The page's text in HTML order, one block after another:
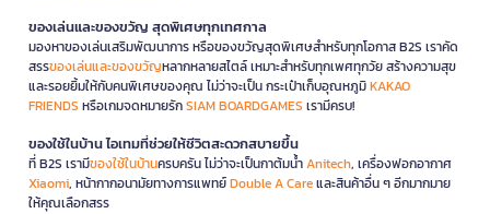
ของเล่นและของขวัญ สุดพิเศษทุกเทศกาล
มองหาของเล่นเสริมพัฒนาการ หรือของขวัญสุดพิเศษสำหรับทุกโอกาส B2S เราคัด
สรรของเล่นและของขวัญหลากหลายสไตล์ เหมาะสำหรับทุกเพศทุกวัย สร้างความสุข
และรอยยิ้มให้กับคนพิเศษของคุณ ไม่ว่าจะเป็น กระเป๋าเก็บอุณหภูมิKAKAO
FRIENDS หรือเกมจดหมายรักSIAM BOARDGAMES เรามีครบ!
ของใช้ในบ้าน ไอเทมที่ช่วยให้ชีวิตสะดวกสบายขึ้น
ที่ B2S เรามีของใช้ในบ้านครบครัน ไม่ว่าจะเป็นกาต้มน้ำAnitech, เครื่องฟอกอากาศ
Xiaomi, หน้ากากอนามัยทางการแพทย์Double A Careและสินค้าอื่น ๆ อีกมากมาย
ให้คุณเลือกสรร